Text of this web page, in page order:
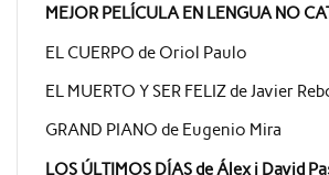
MEJOR PELÍCULA EN LENGUA NO
EL CUERPO de Oriol Paulo
EL MUERTO Y SER FELIZ de Javier
GRAND PIANO de Eugenio Mira
LOS ÚLTIMOS DÍAS de Álex i David